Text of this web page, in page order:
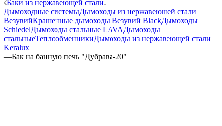
Баки из нержавеющей стали
Дымоходные системыДымоходы из нержавеющей стали
ВезувийКрашенные дымоходы Везувий BlackДымоходы
SchiedelДымоходы стальные LAVAДымоходы
стальныеТеплообменникиДымоходы из нержавеющей стали
Keralux
—Бак на банную печь "Дубрава-20"